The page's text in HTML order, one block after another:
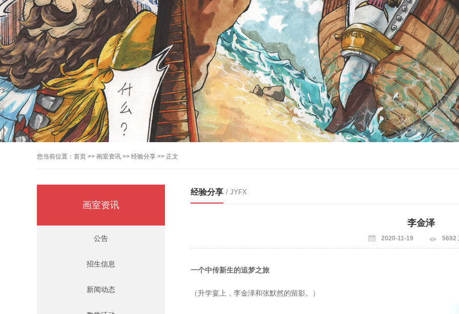
您当前位置： 首页 >> 画室资讯 >> 经验分享 >> 正文
画室资讯
公告
招生信息
新闻动态
经验分享 / JYFX
李金泽
2020-11-19 5692
一个中传新生的追梦之旅
（升学宴上，李金泽和张默然的留影。）